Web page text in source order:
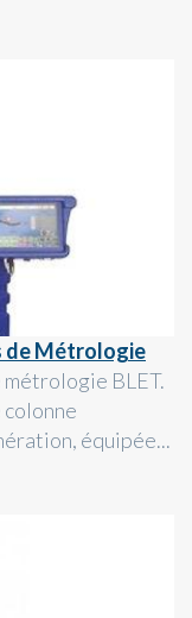
de Métrologie
métrologie BLET.
colonne
équipée...